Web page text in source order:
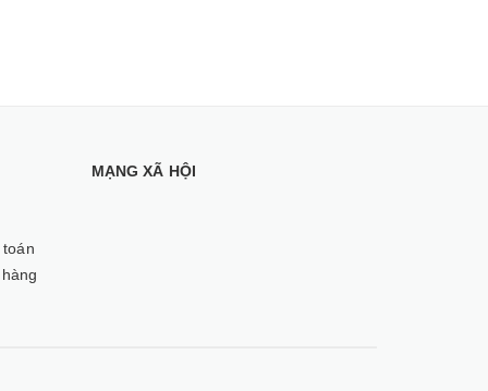
MẠNG XÃ HỘI